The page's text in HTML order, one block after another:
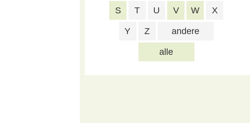
alle
S T U V W X
Y Z andere